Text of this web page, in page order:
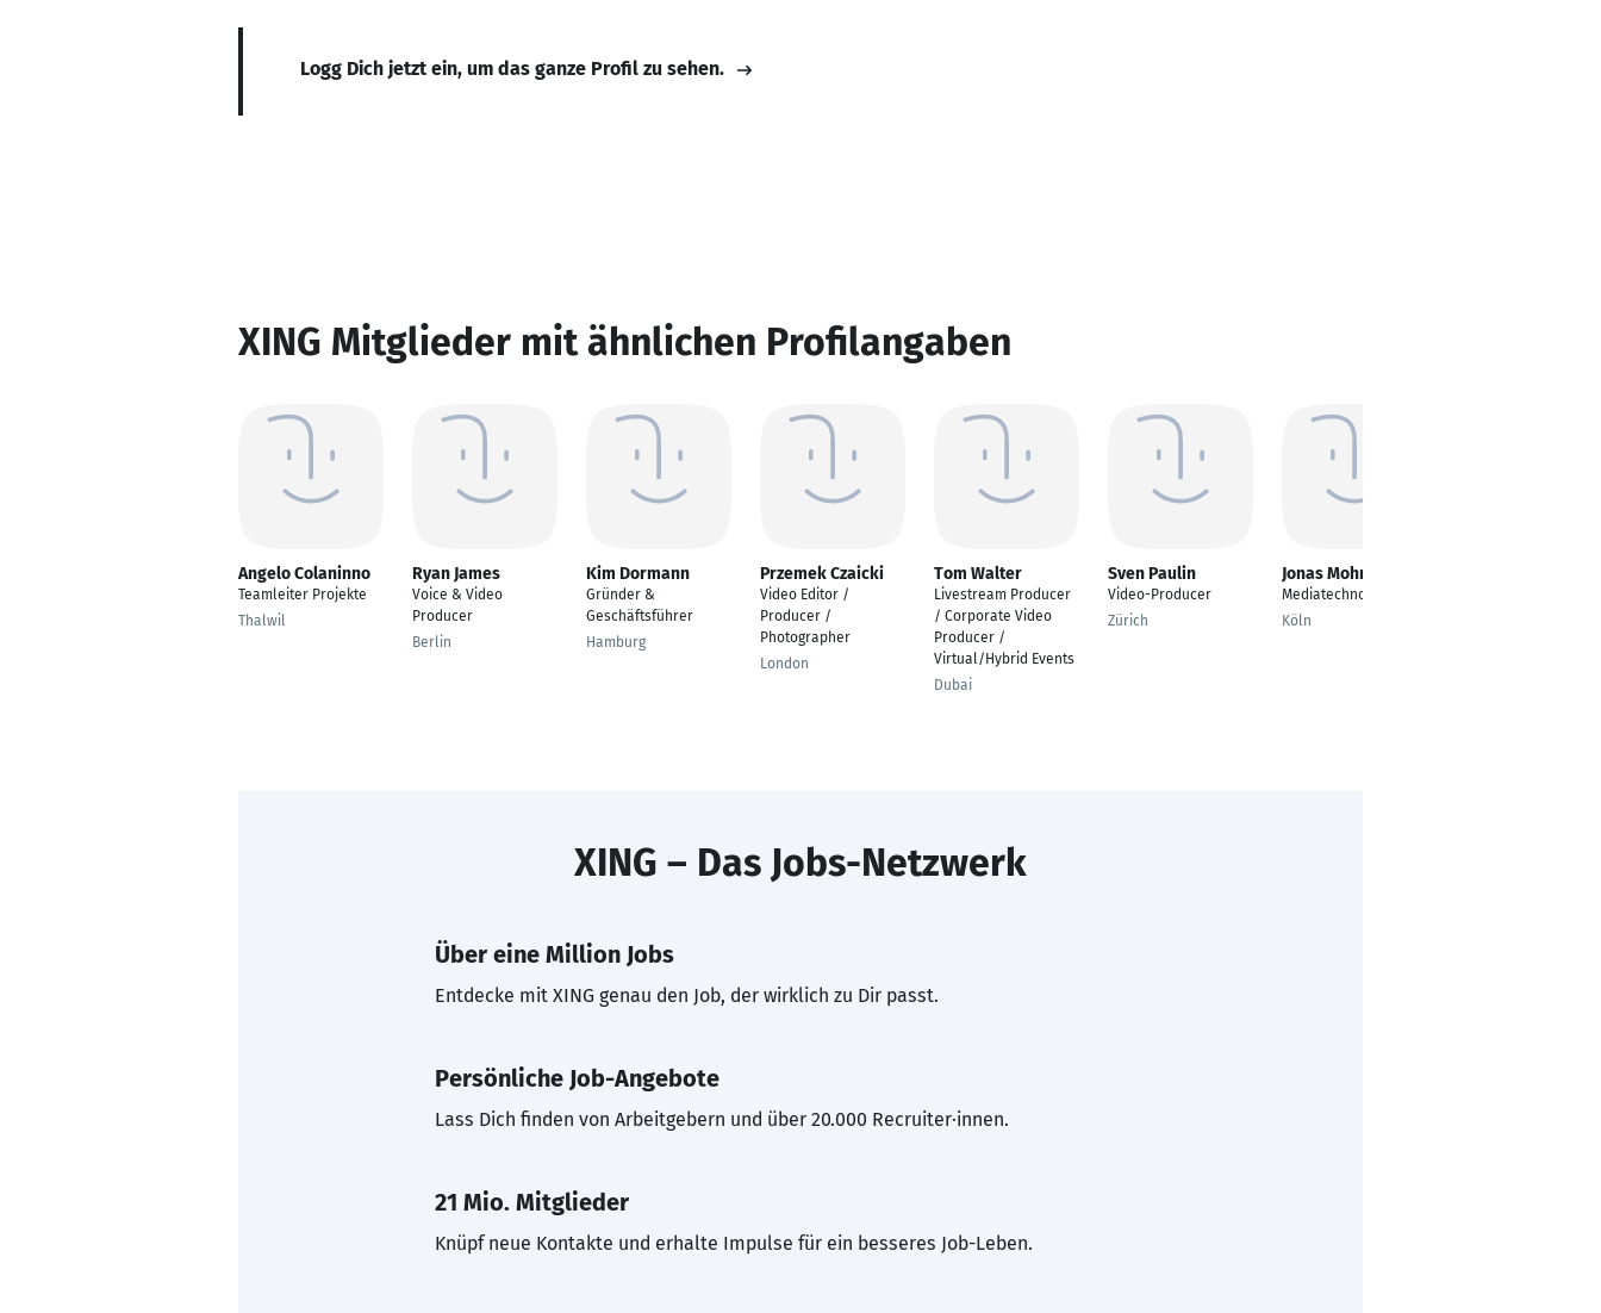
Logg Dich jetzt ein, um das ganze Profil zu sehen.
XING Mitglieder mit ähnlichen Profilangaben
Angelo Colaninno
Teamleiter Projekte
Thalwil
Ryan James
Voice & Video
Producer
Berlin
Kim Dormann
Gründer &
Geschäftsführer
Hamburg
Przemek Czaicki
Video Editor /
Producer /
Photographer
London
Tom Walter
Livestream Producer
/ Corporate Video
Producer /
Virtual/Hybrid Events
Dubai
Sven Paulin
Video-Producer
Zürich
Jonas Mohr
Mediatechnology
Köln
XING – Das Jobs-Netzwerk
Über eine Million Jobs
Entdecke mit XING genau den Job, der wirklich zu Dir passt.
Persönliche Job-Angebote
Lass Dich finden von Arbeitgebern und über 20.000 Recruiter·innen.
21 Mio. Mitglieder
Knüpf neue Kontakte und erhalte Impulse für ein besseres Job-Leben.